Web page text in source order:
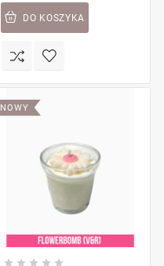
DO KOSZYKA
NOWY
    